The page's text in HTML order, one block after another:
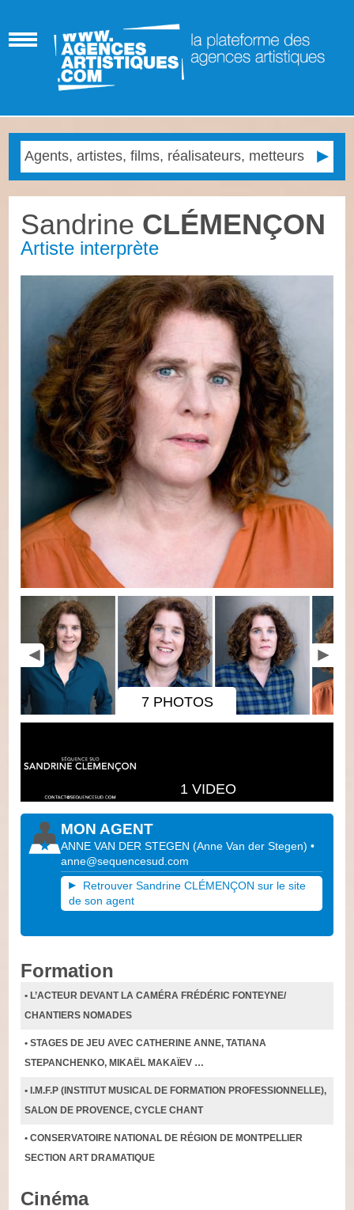
Sandrine CLÉMENÇON
Artiste interprète
7 PHOTOS
1 VIDEO
MON AGENT
ANNE VAN DER STEGEN (Anne Van der Stegen)•
anne@sequencesud.com
Retrouver Sandrine CLÉMENÇON sur le site
de son agent
Formation
• L’ACTEUR DEVANT LA CAMÉRA FRÉDÉRIC FONTEYNE/
CHANTIERS NOMADES
• STAGES DE JEU AVEC CATHERINE ANNE, TATIANA
STEPANCHENKO, MIKAËL MAKAÏEV …
• I.M.F.P (INSTITUT MUSICAL DE FORMATION PROFESSIONNELLE),
SALON DE PROVENCE, CYCLE CHANT
• CONSERVATOIRE NATIONAL DE RÉGION DE MONTPELLIER
SECTION ART DRAMATIQUE
Cinéma